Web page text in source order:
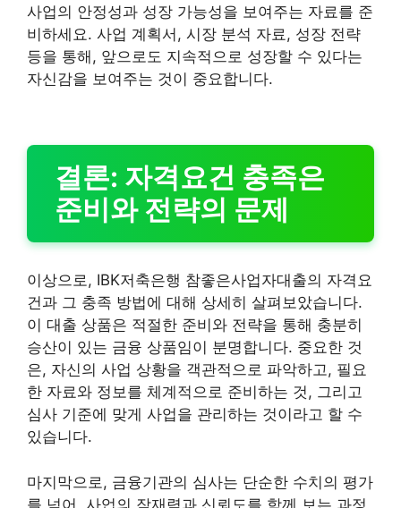
사업의 안정성과 성장 가능성을 보여주는 자료를 준
비하세요. 사업 계획서, 시장 분석 자료, 성장 전략
등을 통해, 앞으로도 지속적으로 성장할 수 있다는
자신감을 보여주는 것이 중요합니다.
결론: 자격요건 충족은
준비와 전략의 문제
이상으로, IBK저축은행 참좋은사업자대출의 자격요
건과 그 충족 방법에 대해 상세히 살펴보았습니다.
이 대출 상품은 적절한 준비와 전략을 통해 충분히
승산이 있는 금융 상품임이 분명합니다. 중요한 것
은, 자신의 사업 상황을 객관적으로 파악하고, 필요
한 자료와 정보를 체계적으로 준비하는 것, 그리고
심사 기준에 맞게 사업을 관리하는 것이라고 할 수
있습니다.
마지막으로, 금융기관의 심사는 단순한 수치의 평가
를 넘어, 사업의 잠재력과 신뢰도를 함께 보는 과정